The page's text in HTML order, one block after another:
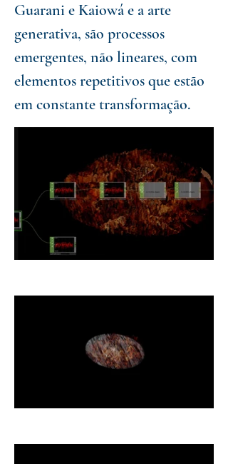
Guarani e Kaiowá e a arte
generativa, são processos
emergentes, não lineares, com
elementos repetitivos que estão
em constante transformação.